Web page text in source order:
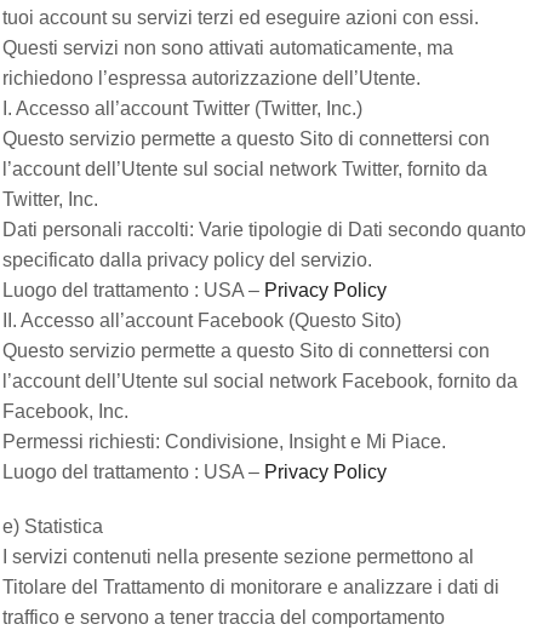
tuoi account su servizi terzi ed eseguire azioni con essi.
Questi servizi non sono attivati automaticamente, ma
richiedono l’espressa autorizzazione dell’Utente.
I. Accesso all’account Twitter (Twitter, Inc.)
Questo servizio permette a questo Sito di connettersi con
l’account dell’Utente sul social network Twitter, fornito da
Twitter, Inc.
Dati personali raccolti: Varie tipologie di Dati secondo quanto
specificato dalla privacy policy del servizio.
Luogo del trattamento : USA – Privacy Policy
II. Accesso all’account Facebook (Questo Sito)
Questo servizio permette a questo Sito di connettersi con
l’account dell’Utente sul social network Facebook, fornito da
Facebook, Inc.
Permessi richiesti: Condivisione, Insight e Mi Piace.
Luogo del trattamento : USA – Privacy Policy
e) Statistica
I servizi contenuti nella presente sezione permettono al
Titolare del Trattamento di monitorare e analizzare i dati di
traffico e servono a tener traccia del comportamento